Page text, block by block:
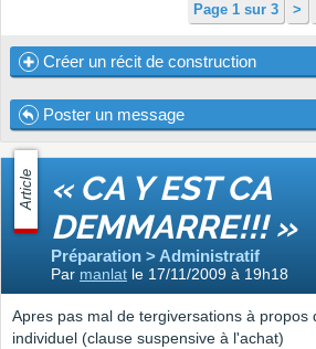
Page 1 sur 3 >
Créer un récit de construction
Poster un message
Article « CA Y EST CA
DEMMARRE!!! »
Préparation > Administratif
Par manlat le 17/11/2009 à 19h18
Apres pas mal de tergiversations à propos
individuel (clause suspensive à l'achat)